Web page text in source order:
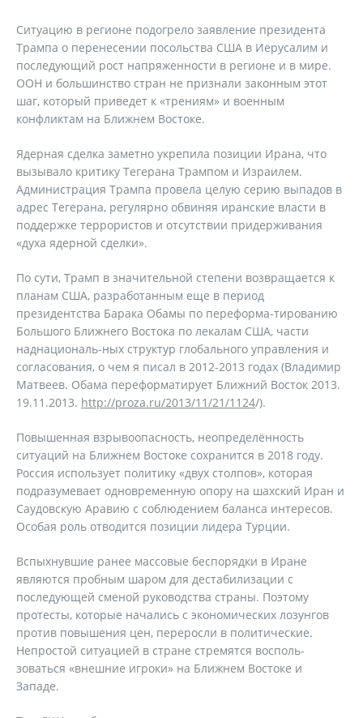
Ситуацию в регионе подогрело заявление президента
Трампа о перенесении посольства США в Иерусалим и
последующий рост напряженности в регионе и в мире.
ООН и большинство стран не признали законным этот
шаг, который приведет к «трениям» и военным
конфликтам на Ближнем Востоке.
Ядерная сделка заметно укрепила позиции Ирана, что
вызывало критику Тегерана Трампом и Израилем.
Администрация Трампа провела целую серию выпадов в
адрес Тегерана, регулярно обвиняя иранские власти в
поддержке террористов и отсутствии придерживания
«духа ядерной сделки».
По сути, Трамп в значительной степени возвращается к
планам США, разработанным еще в период
президентства Барака Обамы по переформа-тированию
Большого Ближнего Востока по лекалам США, части
наднациональ-ных структур глобального управления и
согласования, о чем я писал в 2012-2013 годах (Владимир
Матвеев. Обама переформатирует Ближний Восток 2013.
19.11.2013. http://proza.ru/2013/11/21/1124/).
Повышенная взрывоопасность, неопределённость
ситуаций на Ближнем Востоке сохранится в 2018 году.
Россия использует политику «двух столпов», которая
подразумевает одновременную опору на шахский Иран и
Саудовскую Аравию с соблюдением баланса интересов.
Особая роль отводится позиции лидера Турции.
Вспыхнувшие ранее массовые беспорядки в Иране
являются пробным шаром для дестабилизации с
последующей сменой руководства страны. Поэтому
протесты, которые начались с экономических лозунгов
против повышения цен, переросли в политические.
Непростой ситуацией в стране стремятся восполь-
зоваться «внешние игроки» на Ближнем Востоке и
Западе.